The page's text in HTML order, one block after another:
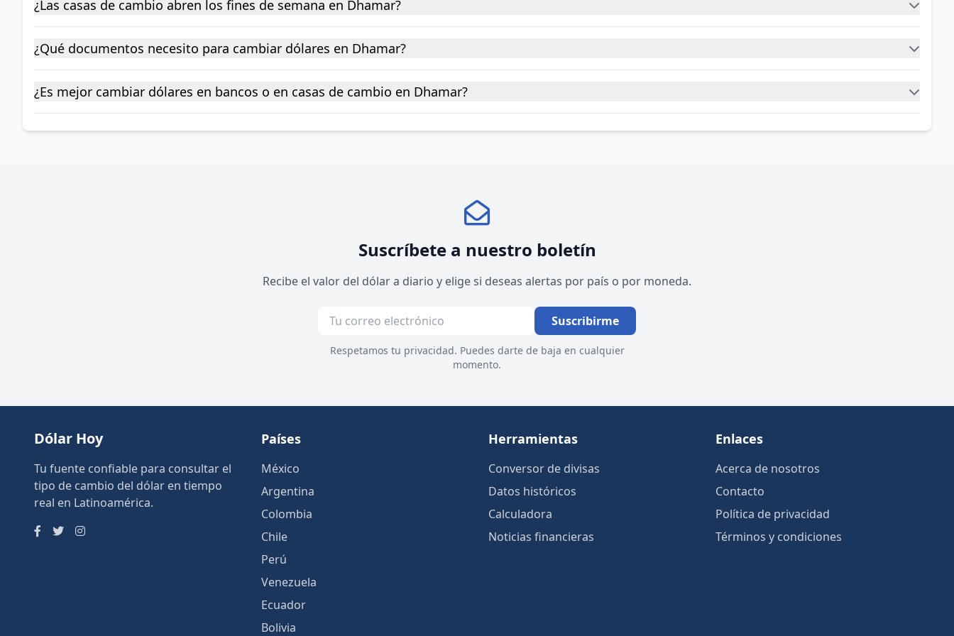
¿Las casas de cambio abren los fines de semana en Dhamar?
¿Qué documentos necesito para cambiar dólares en Dhamar?
¿Es mejor cambiar dólares en bancos o en casas de cambio en Dhamar?
Suscríbete a nuestro boletín
Recibe el valor del dólar a diario y elige si deseas alertas por país o por moneda.
Suscribirme
Respetamos tu privacidad. Puedes darte de baja en cualquier
momento.
Dólar Hoy
Tu fuente confiable para consultar el
tipo de cambio del dólar en tiempo
real en Latinoamérica.
Países
México
Argentina
Colombia
Chile
Perú
Venezuela
Ecuador
Bolivia
Herramientas
Conversor de divisas
Datos históricos
Calculadora
Noticias financieras
Enlaces
Acerca de nosotros
Contacto
Política de privacidad
Términos y condiciones